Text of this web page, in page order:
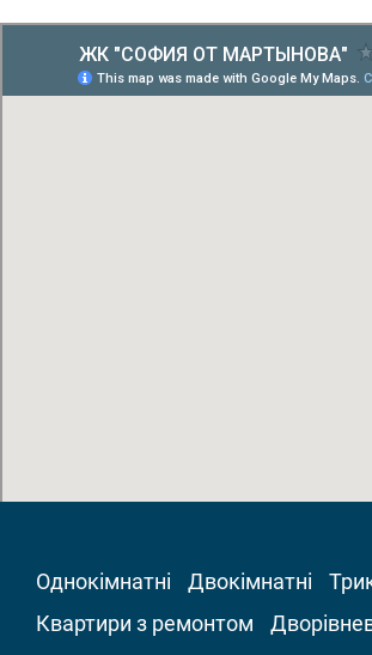
Однокімнатні Двокімнатні
Квартири з ремонтом